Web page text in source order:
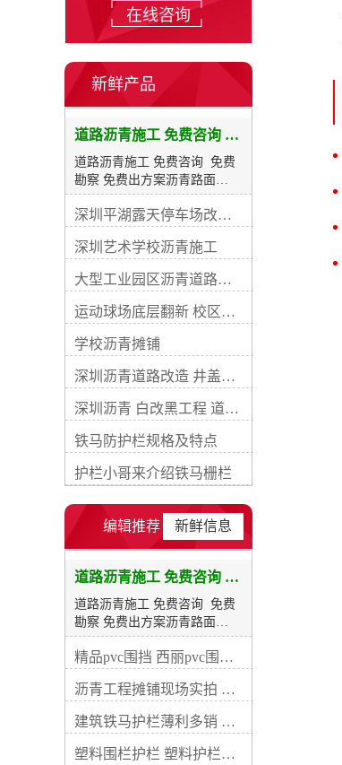
在线咨询
新鲜产品
道路沥青施工 免费咨询 免费勘察 免费出方案
道路沥青施工 免费咨询 免费
勘察 免费出方案沥青路面
【bituminous pavement】指的
是用沥青作结合料铺筑面层的
性基层、半刚性基层上，铺筑
一定厚度的沥青混合料作面层
的路面结构。这种路面与砂石
路面相比，其和强度稳定性都
大大提高。与水泥混凝土路面
相比，沥青路面表面平整无接
缝，行车振动小，噪音低，开
放交通快，养护简便，适宜于
重要结构形式。 沥青路面的缺
点是温度敏感性较高。夏季强
度下降，若控制不好会使路面
发软泛油或推移剪裂破坏。低
温时沥青材料变脆可能引起路
面开裂。 沥青路面按其强度构
成原则分为嵌挤锁结式和级配
密实式两类。嵌锁式沥青路面
和沥青碎石铺筑，属于次高级
类沥青混凝土，沥青玛蹄脂碎
石等铺筑，其密实度大、孔隙
小，是强度和稳定性较高的沥
青路面，属高级路面。 简史
据考古资料，印加帝国在15世
纪已采用天然沥青修筑沥青碎
石路。英国在1832～1838年之
间，用煤沥青在格洛斯特郡修
筑了第一段煤沥青碎石路；法
深圳平湖露天停车场改造项目施工
深圳艺术学校沥青施工
大型工业园区沥青道路升级改造工程
运动球场底层翻新 校区沥青摊铺
学校沥青摊铺
深圳沥青道路改造 井盖提升 路面铣刨 包工包料
深圳沥青 白改黑工程 道路提升沥青施工
铁马防护栏规格及特点
护栏小哥来介绍铁马栅栏
新鲜信息
编辑推荐
道路沥青施工 免费咨询 免费勘察 免费出方案
道路沥青施工 免费咨询 免费
勘察 免费出方案沥青路面
【bituminous pavement】指的
是用沥青作结合料铺筑面层的
性基层、半刚性基层上，铺筑
一定厚度的沥青混合料作面层
的路面结构。这种路面与砂石
路面相比，其和强度稳定性都
精品pvc围挡 西丽pvc围挡图片
沥青工程摊铺现场实拍 深圳路易通沥青工程
建筑铁马护栏薄利多销 铁马定制 耐久不掉色
塑料围栏护栏 塑料护栏交货快